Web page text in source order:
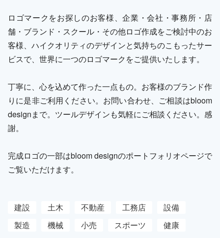
ロゴマークをお探しのお客様、企業・会社・事務所・店
舗・ブランド・スクール・その他ロゴ作成をご検討中のお
客様、ハイクオリティのデザインと気持ちのこもったサー
ビスで、世界に一つのロゴマークをご提供いたします。
丁寧に、心を込めて作った一点もの。お客様のブランド作
りに是非ご利用ください。お問い合わせ、ご相談はbloom
designまで。ツールデザインも気軽にご相談ください。感
謝。
完成ロゴの一部はbloom designのポートフォリオページで
ご覧いただけます。
建設 土木 不動産 工務店
設備
製造
機械 小売 スポーツ 健康